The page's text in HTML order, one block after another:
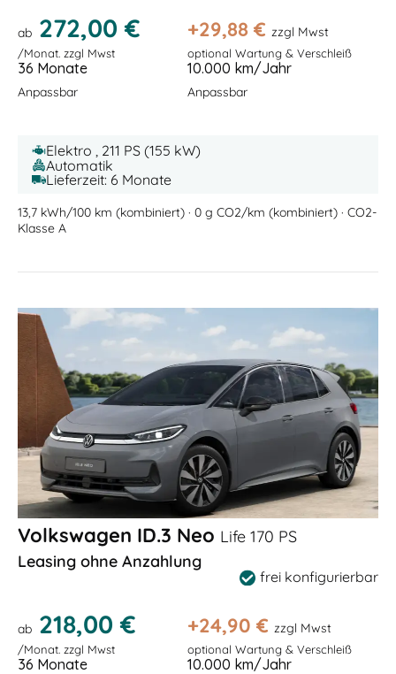
ab 272,00 €
/Monat. zzgl Mwst
+29,88 € zzgl Mwst
optional Wartung & Verschleiß
36 Monate
Anpassbar
10.000 km/Jahr
Anpassbar
Elektro , 211 PS (155 kW)
Automatik
Lieferzeit: 6 Monate
13,7 kWh/100 km (kombiniert) · 0 g CO2/km (kombiniert) · CO2-
Klasse A
Volkswagen ID.3 Neo Life 170 PS
Leasing ohne Anzahlung
frei konfigurierbar
ab 218,00 €
/Monat. zzgl Mwst
+24,90 € zzgl Mwst
optional Wartung & Verschleiß
36 Monate 10.000 km/Jahr